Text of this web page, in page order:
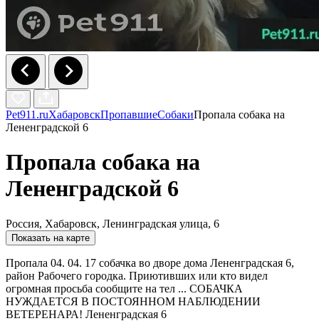
Pet911.ruХабаровскПропавшиеСобакиПропала собака на
Лененградской 6
Пропала собака на
Лененградской 6
Россия, Хабаровск, Ленинградская улица, 6
Показать на карте
Пропала 04. 04. 17 собачка во дворе дома Лененградская 6,
район Рабочего городка. Приютивших или кто видел
огромная просьба сообщите на тел ... СОБАЧКА
НУЖДАЕТСЯ В ПОСТОЯННОМ НАБЛЮДЕНИИ
ВЕТЕРЕНАРА! Лененградская 6